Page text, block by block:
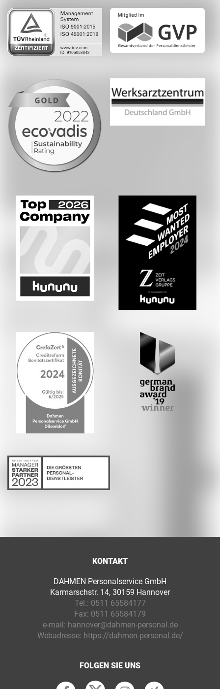
KONTAKT
DAHMEN Personalservice GmbH
Karmarschstr. 14, 30159 Hannover
Tel.: 0511 65584177
Fax: 0511 65584179
e-mail: hannover@dahmen-personal.de
Webadresse: https://dahmen-personal.de/
FOLGEN SIE UNS